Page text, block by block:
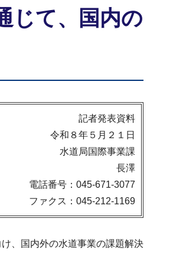
じて、国内の
記者発表資料
令和８年５月２１日
水道局国際事業課
長澤
電話番号：045-671-3077
ファクス：045-212-1169
、国内外の水道事業の課題解決